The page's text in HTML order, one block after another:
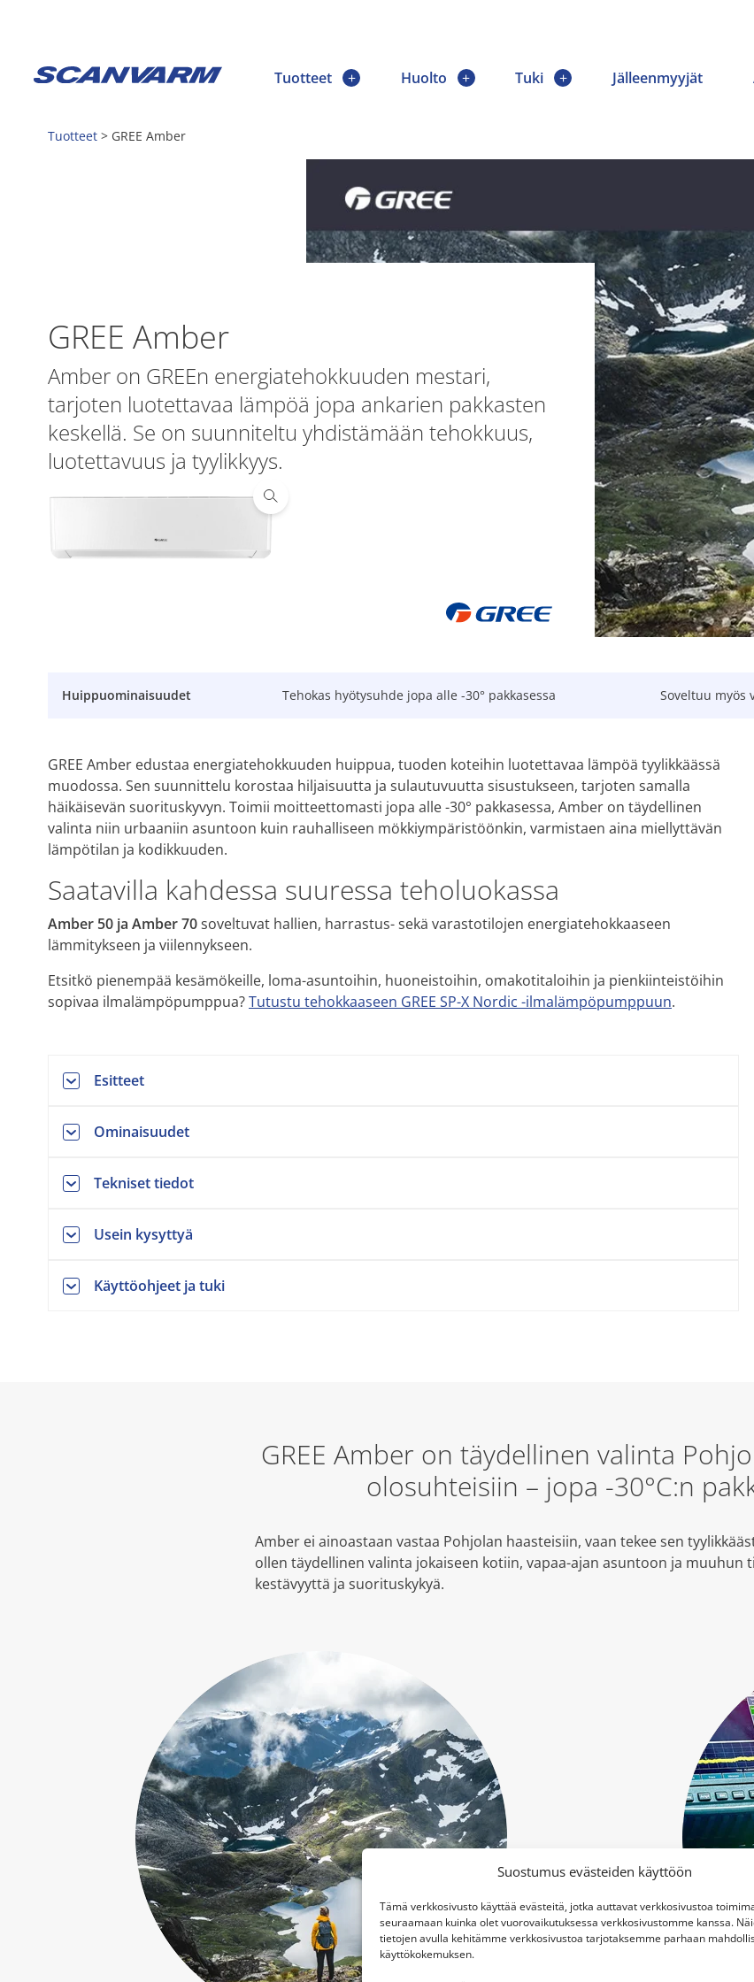
Suostumus evästeiden käyttöön
Tämä verkkosivusto käyttää evästeitä, jotka auttavat verkkosivustoa
seuraamaan kuinka olet vuorovaikutuksessa verkkosivustomme kanssa.
tietojen avulla kehitämme verkkosivustoa tarjotaksemme parhaan
käyttökokemuksen.
Tuotteet Huolto Tuki Jälleenmyyjät
Tuotteet > GREE Amber
GREE Amber
Amber on GREEn energiatehokkuuden mestari,
tarjoten luotettavaa lämpöä jopa ankarien pakkasten
keskellä. Se on suunniteltu yhdistämään tehokkuus,
luotettavuus ja tyylikkyys.
Huippuominaisuudet Tehokas hyötysuhde jopa alle -30° pakkasessa Soveltuu myös
GREE Amber edustaa energiatehokkuuden huippua, tuoden koteihin luotettavaa lämpöä tyylikkäässä
muodossa. Sen suunnittelu korostaa hiljaisuutta ja sulautuvuutta sisustukseen, tarjoten samalla
häikäisevän suorituskyvyn. Toimii moitteettomasti jopa alle -30° pakkasessa, Amber on täydellinen
valinta niin urbaaniin asuntoon kuin rauhalliseen mökkiympäristöönkin, varmistaen aina miellyttävän
lämpötilan ja kodikkuuden.
Saatavilla kahdessa suuressa teholuokassa
Amber 50 ja Amber 70soveltuvat hallien, harrastus- sekä varastotilojen energiatehokkaaseen
lämmitykseen ja viilennykseen.
Etsitkö pienempää kesämökeille, loma-asuntoihin, huoneistoihin, omakotitaloihin ja pienkiinteistöihin
sopivaa ilmalämpöpumppua?Tutustu tehokkaaseen GREE SP-X Nordic -ilmalämpöpumppuun.
Esitteet
Ominaisuudet
Tekniset tiedot
Usein kysyttyä
Käyttöohjeet ja tuki
GREE Amber on täydellinen valinta
olosuhteisiin – jopa -30°C:n
Amber ei ainoastaan vastaa Pohjolan haasteisiin, vaan tekee sen
ollen täydellinen valinta jokaiseen kotiin, vapaa-ajan asuntoon ja muuhun
kestävyyttä ja suorituskykyä.